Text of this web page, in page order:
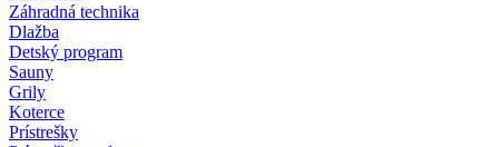
Záhradná technika
Dlažba
Detský program
Sauny
Grily
Koterce
Prístrešky